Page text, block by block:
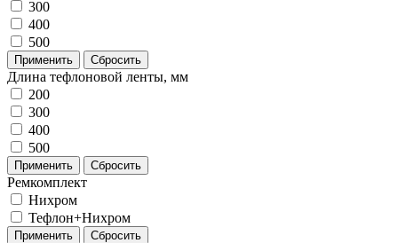
300
400
500
Применить Сбросить
Длина тефлоновой ленты, мм
200
300
400
500
Применить Сбросить
Ремкомплект
Нихром
Тефлон+Нихром
Применить Сбросить